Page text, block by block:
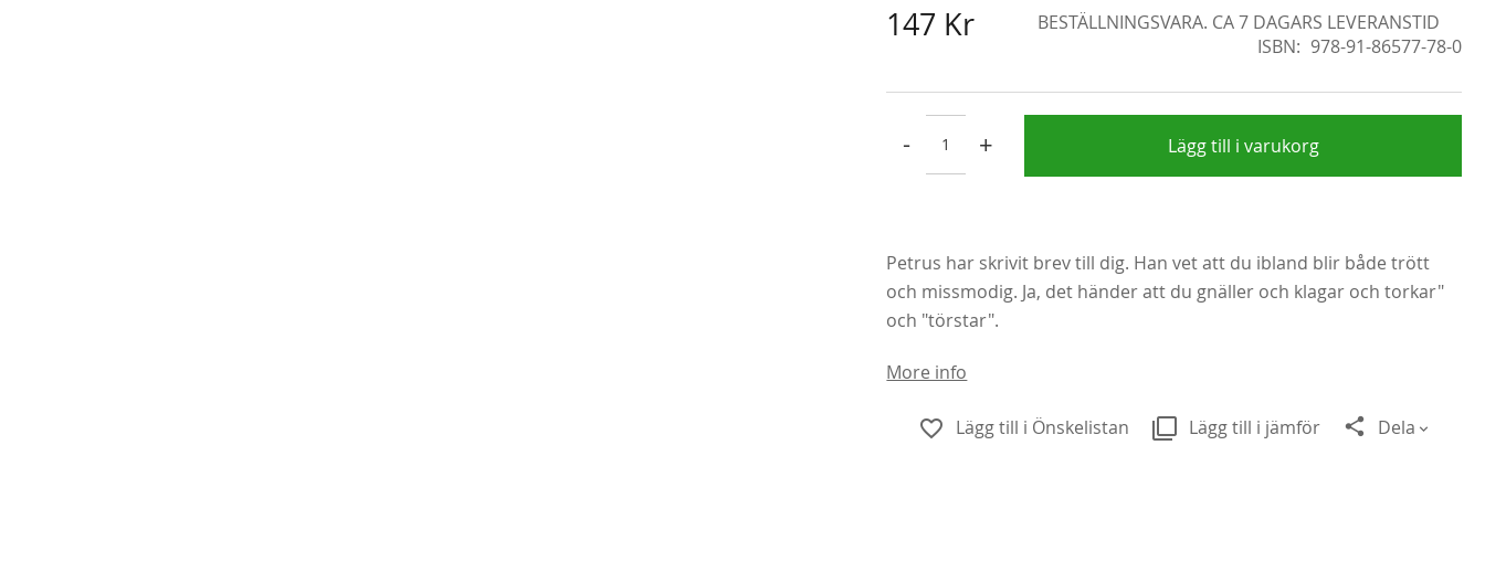
147 Kr
BESTÄLLNINGSVARA. CA 7 DAGARS LEVERANSTID
ISBN
978-91-86577-78-0
- + Lägg till i varukorg
Petrus har skrivit brev till dig. Han vet att du ibland blir både trött
och missmodig. Ja, det händer att du gnäller och klagar och torkar"
och "törstar".
More info
Lägg till i Önskelistan Lägg till i jämför Dela